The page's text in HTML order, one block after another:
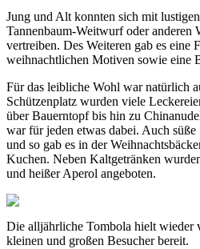
Jung und Alt konnten sich mit
Tannenbaum-Weitwurf oder anderen
vertreiben. Des Weiteren gab es eine
weihnachtlichen Motiven sowie eine
Für das leibliche Wohl war natürlich
Schützenplatz wurden viele
über Bauerntopf bis hin zu
war für jeden etwas dabei. Auch
und so gab es in der
Kuchen. Neben Kaltgetränken
und heißer Aperol angeboten.
Die alljährliche Tombola hielt wieder
kleinen und großen Besucher bereit.